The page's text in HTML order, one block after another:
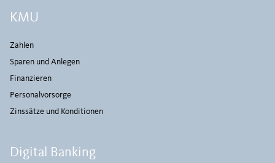
KMU
Zahlen
Sparen und Anlegen
Finanzieren
Personalvorsorge
Zinssätze und Konditionen
Digital Banking